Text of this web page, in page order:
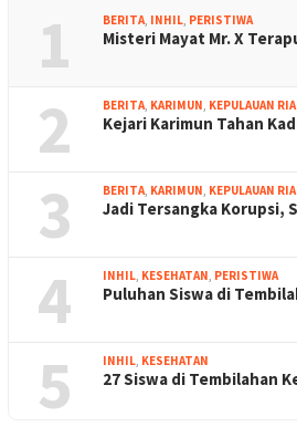
1 BERITA, INHIL, PERISTIWA
Misteri Mayat Mr. X
2 BERITA, KARIMUN, KEPULAUAN
Kejari Karimun Tahan
3 BERITA, KARIMUN, KEPULAUAN
Jadi Tersangka Korupsi,
4 INHIL, KESEHATAN, PERISTIWA
Puluhan Siswa di
5 INHIL, KESEHATAN
27 Siswa di Tembilahan